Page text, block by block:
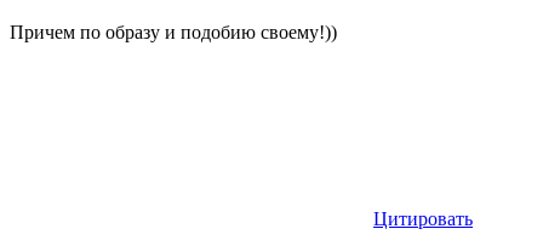
Причем по образу и подобию своему!))
Цитировать